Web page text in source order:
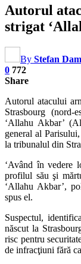
Autorul
strigat
By Stefan
0 772
Share
Autorul atacului
Strasbourg
‘Allahu Akbar’
general al
la tribunalul din
‘Având în vedere
profilul său şi
‘Allahu Akbar’,
spus el.
Suspectul,
născut la
risc pentru
de infracţiuni fără